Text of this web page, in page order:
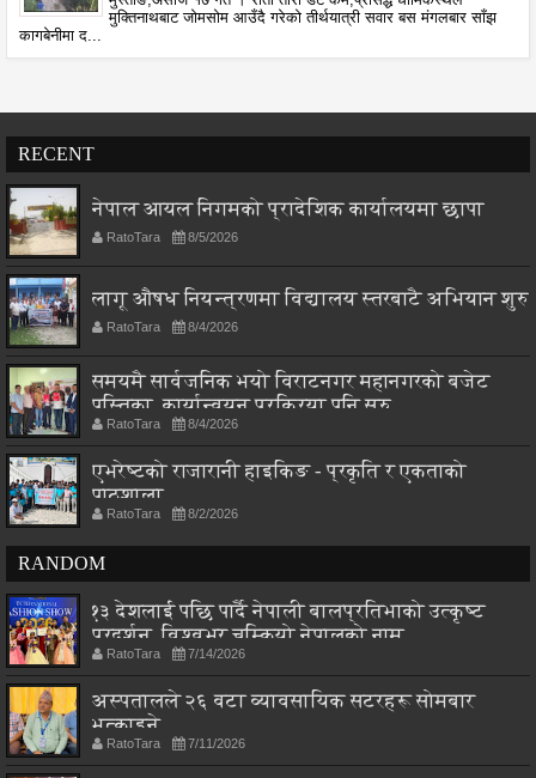
मुक्तिनाथबाट जोमसोम आउँदै गरेको तीर्थयात्री सवार बस मंगलबार साँझ
कागबेनीमा द...
RECENT
नेपाल आयल निगमको प्रादेशिक कार्यालयमा छापा
RatoTara 8/5/2026
लागू औषध नियन्त्रणमा विद्यालय स्तरबाटै अभियान शुरु
RatoTara 8/4/2026
समयमै सार्वजनिक भयो विराटनगर महानगरको बजेट
पुस्तिका, कार्यान्वयन प्रक्रिया पनि सुरु
RatoTara 8/4/2026
एभरेष्टको राजारानी हाइकिङ - प्रकृति र एकताको
पाठशाला
RatoTara 8/2/2026
RANDOM
१३ देशलाई पछि पार्दै नेपाली बालप्रतिभाको उत्कृष्ट
प्रदर्शन, विश्वभर चम्कियो नेपालको नाम
RatoTara 7/14/2026
अस्पतालले २६ वटा व्यावसायिक सटरहरू सोमबार
भत्काइने
RatoTara 7/11/2026